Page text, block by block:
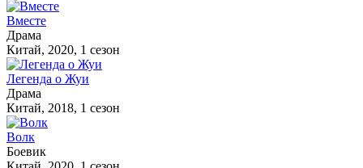
Вместе
Драма
Китай, 2020, 1 сезон
Легенда о Жуи
Драма
Китай, 2018, 1 сезон
Волк
Боевик